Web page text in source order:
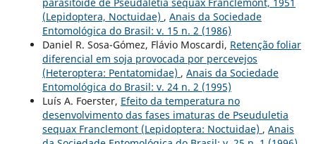
(Lepidoptera, Noctuidae) , Anais da Sociedade
Entomológica do Brasil: v. 15 n. 2 (1986)
Daniel R. Sosa-Gómez, Flávio Moscardi, Retenção foliar
diferencial em soja provocada por percevejos
(Heteroptera: Pentatomidae) , Anais da Sociedade
Entomológica do Brasil: v. 24 n. 2 (1995)
Luís A. Foerster, Efeito da temperatura no
desenvolvimento das fases imaturas de Pseuduletia
sequax Franclemont (Lepidoptera: Noctuidae) , Anais